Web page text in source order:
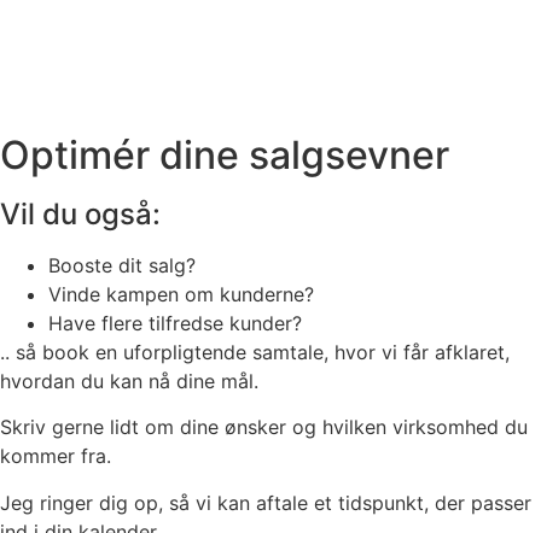
Optimér dine salgsevner
Vil du også:
Booste dit salg?
Vinde kampen om kunderne?
Have flere tilfredse kunder?
.. så book en uforpligtende samtale, hvor vi får afklaret,
hvordan du kan nå dine mål.
Skriv gerne lidt om dine ønsker og hvilken virksomhed du
kommer fra.
Jeg ringer dig op, så vi kan aftale et tidspunkt, der passer